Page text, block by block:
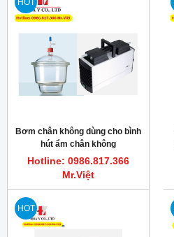
HOT
Bơm chân không dùng cho bình
hút ẩm chân không
LABOPORT® N 938.50 KT.18
Hotline: 0986.817.366
Mr.Việt
HOT